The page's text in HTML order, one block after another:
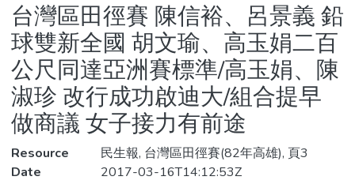
Statistics
台灣區田徑賽 陳信裕、呂景義 鉛
球雙新全國 胡文瑜、高玉娟二百
公尺同達亞洲賽標準/高玉娟、陳
淑珍 改行成功啟迪大/組合提早
做商議 女子接力有前途
Resource
民生報, 台灣區田徑賽(82年高雄), 頁3
Date
2017-03-16T14:12:53Z